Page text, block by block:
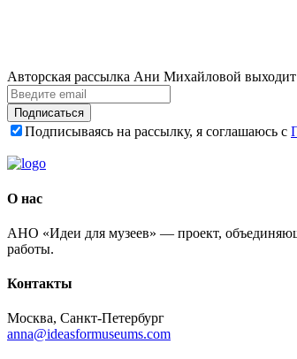
Авторская рассылка Ани Михайловой
Подписаться
Подписываясь на рассылку, я соглашаюсь с
О нас
АНО «Идеи для музеев» — проект,
работы.
Контакты
Москва, Санкт-Петербург
anna@ideasformuseums.com